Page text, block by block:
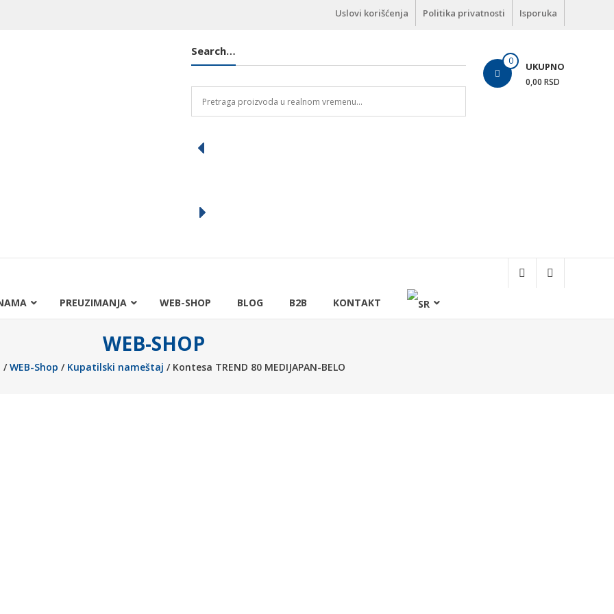
Uslovi korišćenja Politika privatnosti Isporuka
0 UKUPNO
0,00 RSD
Search…
PREUZIMANJA WEB-SHOP BLOG B2B KONTAKT
WEB-SHOP
/WEB-Shop / Kupatilski nameštaj / Kontesa TREND 80 MEDIJAPAN-BELO